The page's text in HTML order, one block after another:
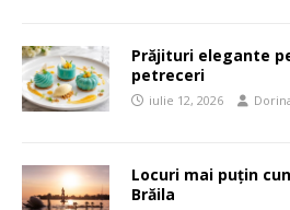
Prăjituri elegante
petreceri
iulie 12, 2026
Locuri mai puțin
Brăila